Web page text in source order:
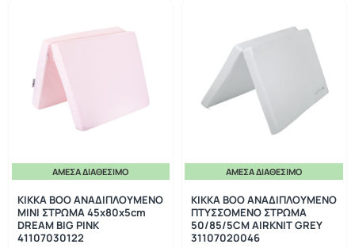
ΆΜΕΣΑ ΔΙΑΘΈΣΙΜΟ
KIKKA BOO ΑΝΑΔΙΠΛΟΥΜΕΝΟ
ΜΙΝΙ ΣΤΡΩΜΑ 45x80x5cm
DREAM BIG PINK
41107030122
ΆΜΕΣΑ ΔΙΑΘΈΣΙΜΟ
KIKKA BOO ΑΝΑΔΙΠΛΟΥΜΕΝΟ
ΠΤΥΣΣΟΜΕΝΟ ΣΤΡΩΜΑ
50/85/5CM AIRKNIT GREY
31107020046